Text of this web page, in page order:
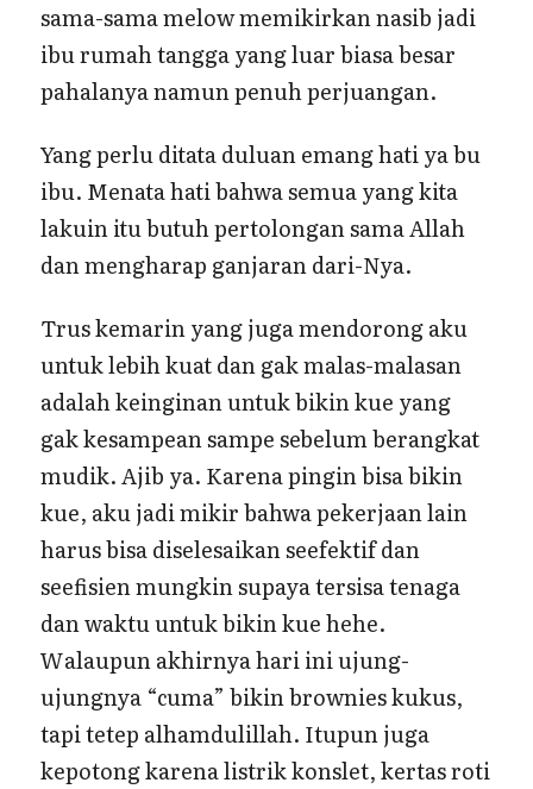
sama-sama melow memikirkan nasib jadi
ibu rumah tangga yang luar biasa besar
pahalanya namun penuh perjuangan.
Yang perlu ditata duluan emang hati ya bu
ibu. Menata hati bahwa semua yang kita
lakuin itu butuh pertolongan sama Allah
dan mengharap ganjaran dari-Nya.
Trus kemarin yang juga mendorong aku
untuk lebih kuat dan gak malas-malasan
adalah keinginan untuk bikin kue yang
gak kesampean sampe sebelum berangkat
mudik. Ajib ya. Karena pingin bisa bikin
kue, aku jadi mikir bahwa pekerjaan lain
harus bisa diselesaikan seefektif dan
seefisien mungkin supaya tersisa tenaga
dan waktu untuk bikin kue hehe.
Walaupun akhirnya hari ini ujung-
ujungnya “cuma” bikin brownies kukus,
tapi tetep alhamdulillah. Itupun juga
kepotong karena listrik konslet, kertas roti